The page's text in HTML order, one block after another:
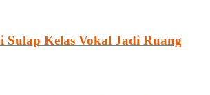
Sulap Kelas Vokal Jadi Ruang